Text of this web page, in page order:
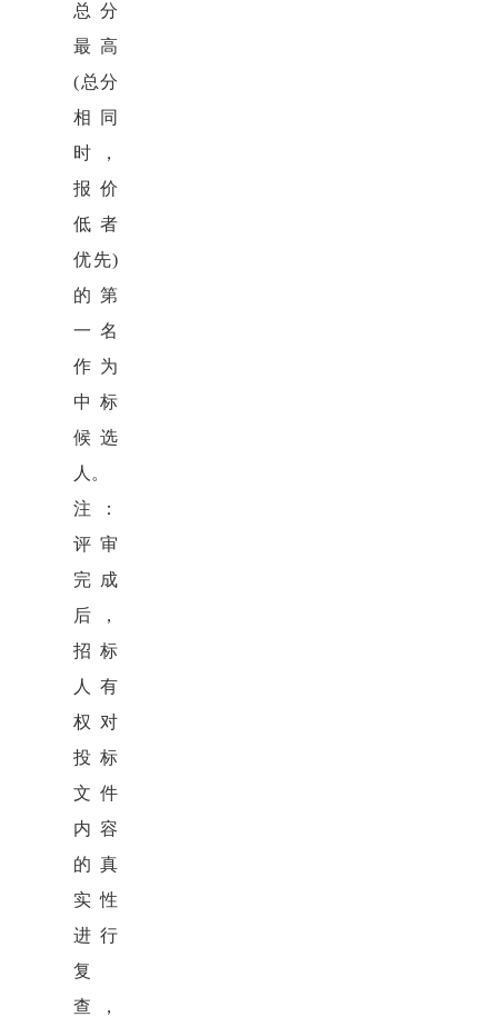
总分
最高
(总分
相同
时，
报价
低者
优先)
的第
一名
作为
中标
候选
人。
注：
评审
完成
后，
招标
人有
权对
投标
文件
内容
的真
实性
进行
复
查，